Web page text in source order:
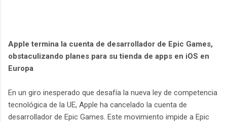
Apple termina la cuenta de desarrollador de Epic Games,
obstaculizando planes para su tienda de apps en iOS en
Europa
En un giro inesperado que desafía la nueva ley de competencia
tecnológica de la UE, Apple ha cancelado la cuenta de
desarrollador de Epic Games. Este movimiento impide a Epic